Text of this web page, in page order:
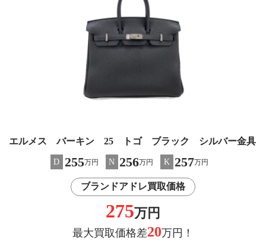
エルメス バーキン 25 トゴ ブラック シルバー金具
D 255万円 N 256万円 K 257万円
ブランドアドレ買取価格
275万円
最大買取価格差20万円！